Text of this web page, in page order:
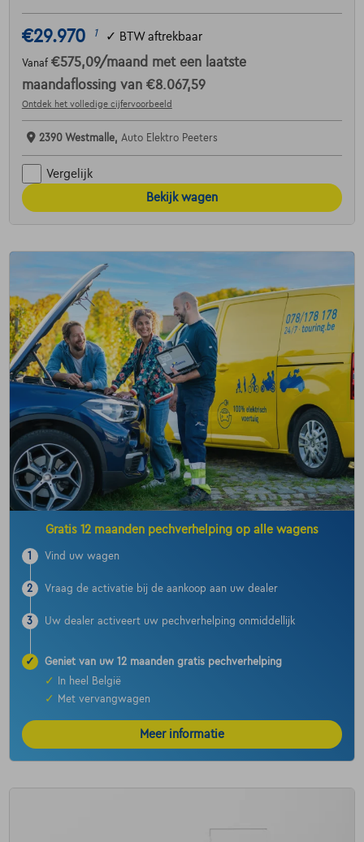
€29.970 1 ✓ BTW aftrekbaar
Vanaf €575,09/maand met een laatste
maandaflossing van €8.067,59
Ontdek het volledige cijfervoorbeeld
2390 Westmalle, Auto Elektro Peeters
Vergelijk
Bekijk wagen
Gratis 12 maanden pechverhelping op alle wagens
1 Vind uw wagen
2 Vraag de activatie bij de aankoop aan uw dealer
3 Uw dealer activeert uw pechverhelping onmiddellijk
✓
Geniet van uw 12 maanden gratis pechverhelping
✓
In heel België
✓
Met vervangwagen
Meer informatie